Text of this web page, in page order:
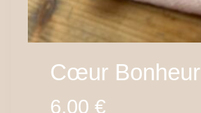
Cœur Bonheur
6,00 €